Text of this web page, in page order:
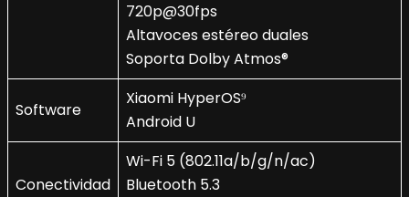
720p@30fps
Altavoces estéreo duales
Soporta Dolby Atmos®
Software
Xiaomi HyperOS⁹
Android U
Conectividad
Wi-Fi 5 (802.11a/b/g/n/ac)
Bluetooth 5.3